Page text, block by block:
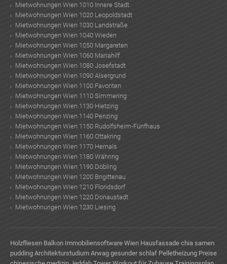
Mietwohnungen Wien 1010 Innere Stadt
Mietwohnungen Wien 1020 Leopoldstadt
Mietwohnungen Wien 1030 Landstraße
Mietwohnungen Wien 1040 Wieden
Mietwohnungen Wien 1050 Margareten
Mietwohnungen Wien 1060 Mariahilf
Mietwohnungen Wien 1080 Josefstadt
Mietwohnungen Wien 1090 Alsergrund
Mietwohnungen Wien 1100 Favoriten
Mietwohnungen Wien 1110 Simmering
Mietwohnungen Wien 1130 Hietzing
Mietwohnungen Wien 1140 Penzing
Mietwohnungen Wien 1150 Rudolfsheim-Fünfhaus
Mietwohnungen Wien 1160 Ottakring
Mietwohnungen Wien 1170 Hernals
Mietwohnungen Wien 1180 Währing
Mietwohnungen Wien 1190 Döbling
Mietwohnungen Wien 1200 Brigittenau
Mietwohnungen Wien 1210 Floridsdorf
Mietwohnungen Wien 1220 Donaustadt
Mietwohnungen Wien 1230 Liesing
Holzfliesen Balkon Immobiliensoftware Wien Hausfassade chia samen
pudding Architekturstudium Arwag gesunder schlaf Pelletheizung Preise